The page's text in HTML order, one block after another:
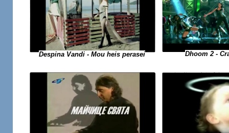
Despina Vandi - Mou heis perasei Dhoom 2 -